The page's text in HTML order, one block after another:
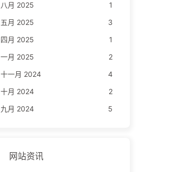
八月 2025
1
五月 2025
3
四月 2025
1
一月 2025
2
十一月 2024
4
十月 2024
2
九月 2024
5
网站资讯